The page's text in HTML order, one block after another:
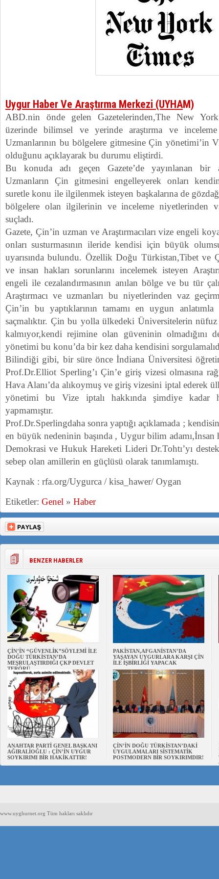
Uygur Haber Ve Araştırma Merkezi (UYHAM)
ABD.nin önde gelen Gazetelerinden,The New
üzerinde bilimsel ve yerinde araştırma ve
Uzmanlarının bu bölgelere gitmesine Çin yönetimi’in
olduğunu açıklayarak bu durumu eliştirdi.
Bu konuda adı geçen Gazete’de yayınlanan bir
Uzmanların Çin gitmesini engelleyerek onları
suretle konu ile ilgilenmek isteyen başkalarına de
bölgelere olan ilgilerinin ve inceleme niyetlerinden
suçladı.
Gazete, Çin’in uzman ve Araştırmacıları vize engeli
onları susturmasının ileride kendisi için büyük
uyarısında bulundu. Özellik Doğu Türkistan,Tibet ve
ve insan hakları sorunlarını incelemek isteyen
engeli ile cezalandırmasının anılan bölge ve bu tür
Araştırmacı ve uzmanları bu niyetlerinden vaz
Çin’in bu yaptıklarının tamamı en uygun
saçmalıktır. Çin bu yolla ülkedeki Üniversitelerin
kalmıyor,kendi rejimine olan güveninin olmadığını
yönetimi bu konu’da bir kez daha kendisini
Bilindiği gibi, bir süre önce İndiana Üniversitesi
Prof.Dr.Elliot Sperling’ı Çin’e giriş vizesi olmasına
Hava Alanı’da alıkoymuş ve giriş vizesini iptal ederek
yönetimi bu Vize iptalı hakkında şimdiye kadar
yapmamıştır.
Prof.Dr.Sperlingdaha sonra yaptığı açıklamada ;
en büyük nedeninin başında , Uygur bilim
Demokrasi ve Hukuk Hareketi Lideri Dr.Tohtı’yı
sebep olan amillerin en güçlüsü olarak tanımlamıştı.
Kaynak : rfa.org/Uygurca / kisa_hawer/ Oygan
Etiketler: Genel » Haber
BENZER HABERLER
ÇİN’İN “GÜVENLİK”SÖYLEMİ İLE
DOĞU TÜRKİSTAN’DA
MEŞRULAŞTIRDIĞI ÇKP DEVLET
TERÖRÜ
PAKİSTAN,AFGANİSTAN’DA
YAŞAYAN UYGURLARA KARŞI ÇİN
İLE İŞBİRLİĞİ YAPACAK
ANAHTAR PARTİ GENEL BAŞKANI
AĞIRALİOĞLU : ÇİN’İN UYGUR
SOYKIRIMI BİR HAKİKATTIR!
ÇİN’İN DOĞU TÜRKİSTAN’DAKİ
UYGULAMALARI SİSTEMATİK
POSTMODERN BİR SOYKIRIMDIR!
www.uyghurnet.org Tüm hakları saklıdır